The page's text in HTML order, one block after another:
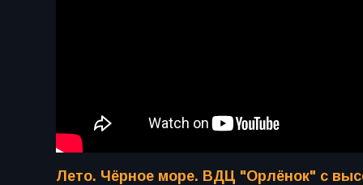
Лето. Чёрное море. ВДЦ "Орлёнок" с